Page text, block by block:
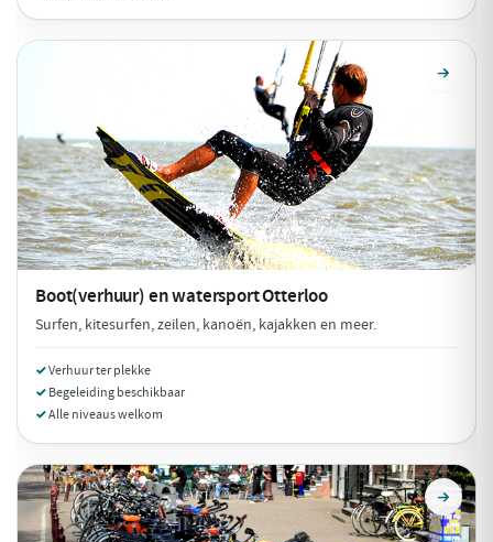
Boot(verhuur) en watersportOtterloo
Surfen, kitesurfen, zeilen, kanoën, kajakken en meer.
Verhuur ter plekke
Begeleiding beschikbaar
Alle niveaus welkom